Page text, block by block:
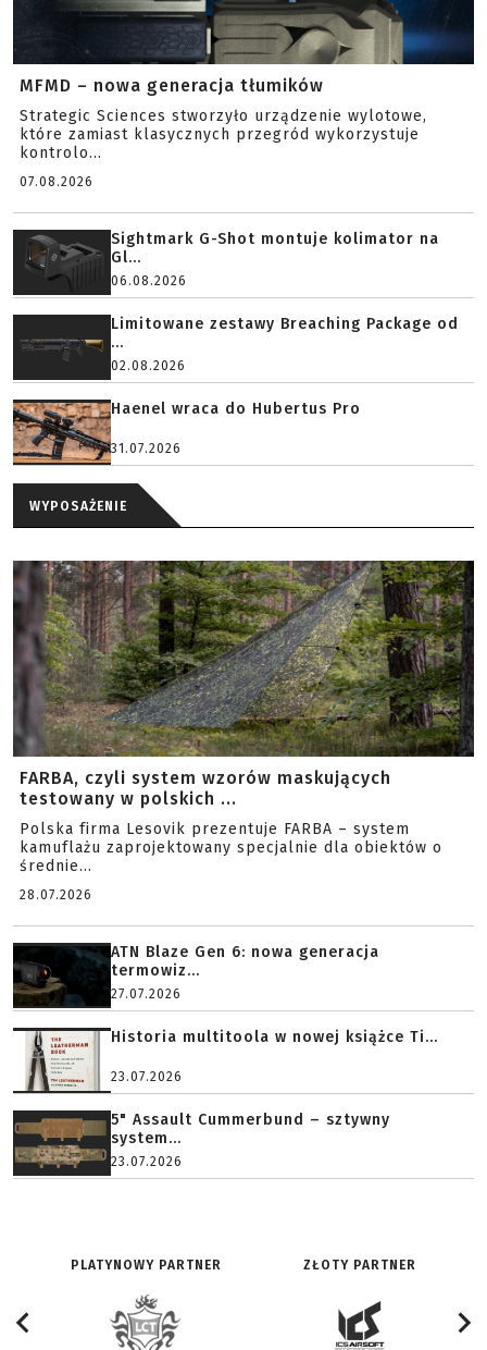
MFMD – nowa generacja tłumików
Strategic Sciences stworzyło urządzenie wylotowe,
które zamiast klasycznych przegród wykorzystuje
kontrolo...
07.08.2026
Sightmark G-Shot montuje kolimator na
Gl...
06.08.2026
Limitowane zestawy Breaching Package od
...
02.08.2026
Haenel wraca do Hubertus Pro
31.07.2026
WYPOSAŻENIE
FARBA, czyli system wzorów maskujących
testowany w polskich ...
Polska firma Lesovik prezentuje FARBA – system
kamuflażu zaprojektowany specjalnie dla obiektów o
średnie...
28.07.2026
ATN Blaze Gen 6: nowa generacja
termowiz...
27.07.2026
Historia multitoola w nowej książce Ti...
23.07.2026
5" Assault Cummerbund – sztywny
system...
23.07.2026
PLATYNOWY PARTNER ZŁOTY PARTNER